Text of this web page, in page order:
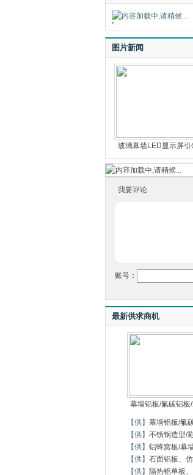
图片新闻
玻璃幕墙LED显示屏引
我要评论
账号：
最新供求商机
幕墙铝板/氟碳铝板
【供】 幕墙铝板/氟
【供】 不锈钢造型/
【供】 铝蜂窝板/幕
【供】 石面铝板、
【供】 隔热铝单板